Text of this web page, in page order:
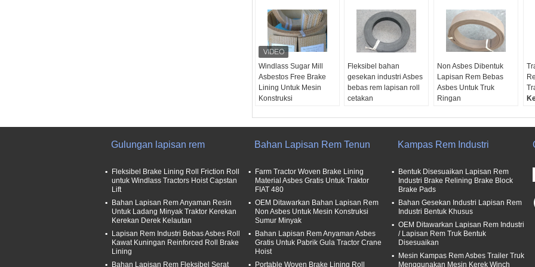
Windlass Sugar Mill
Asbestos Free Brake
Lining Untuk Mesin
Konstruksi
OEM:Ya.
Bagus sekali.
Bagus
Fleksibel bahan
gesekan industri Asbes
bebas rem lapisan roll
cetakan
industri, kendaraan
Sampel:
Bagus sekali.
Non Asbes Dibentuk
Lapisan Rem Bebas
Asbes Untuk Truk
Ringan
industri, kendaraan
Sampel:bebas
Bagus sekali.
Gulungan lapisan rem
Fleksibel Brake Lining Roll Friction Roll
untuk Windlass Tractors Hoist Capstan
Lift
Bahan Lapisan Rem Anyaman Resin
Untuk Ladang Minyak Traktor Kerekan
Kerekan Derek Kelautan
Lapisan Rem Industri Bebas Asbes Roll
Kawat Kuningan Reinforced Roll Brake
Lining
Bahan Lapisan Rem Fleksibel Serat
Bahan Lapisan Rem Tenun
Farm Tractor Woven Brake Lining
Material Asbes Gratis Untuk Traktor
FIAT 480
OEM Ditawarkan Bahan Lapisan Rem
Non Asbes Untuk Mesin Konstruksi
Sumur Minyak
Bahan Lapisan Rem Anyaman Asbes
Gratis Untuk Pabrik Gula Tractor Crane
Hoist
Portable Woven Brake Lining Roll
Kampas Rem Industri
Bentuk Disesuaikan Lapisan Rem
Industri Brake Relining Brake Block
Brake Pads
Bahan Gesekan Industri Lapisan Rem
Industri Bentuk Khusus
OEM Ditawarkan Lapisan Rem Industri
/ Lapisan Rem Truk Bentuk
Disesuaikan
Mesin Kampas Rem Asbes Trailer Truk
Menggunakan Mesin Kerek Winch